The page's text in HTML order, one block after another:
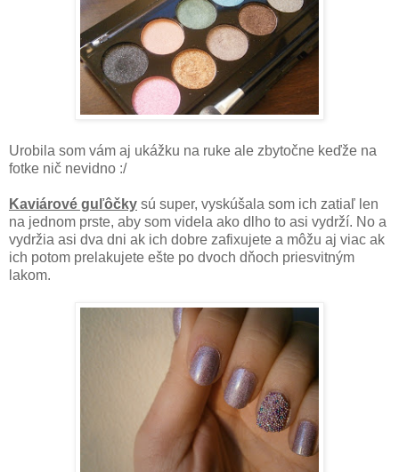
Urobila som vám aj ukážku na ruke ale zbytočne keďže na
fotke nič nevidno :/
Kaviárové guľôčky sú super, vyskúšala som ich zatiaľ len
na jednom prste, aby som videla ako dlho to asi vydrží. No a
vydržia asi dva dni ak ich dobre zafixujete a môžu aj viac ak
ich potom prelakujete ešte po dvoch dňoch priesvitným
lakom.